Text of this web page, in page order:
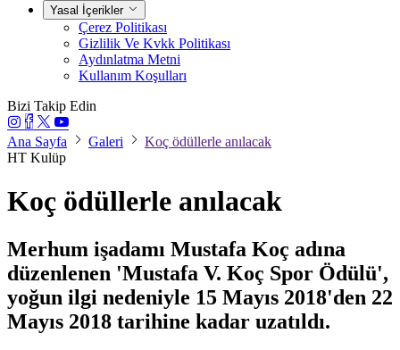
Yasal İçerikler
Çerez Politikası
Gizlilik Ve Kvkk Politikası
Aydınlatma Metni
Kullanım Koşulları
Bizi Takip Edin
Ana Sayfa Galeri
Koç ödüllerle anılacak
HT Kulüp
Koç ödüllerle anılacak
Merhum işadamı Mustafa Koç adına
düzenlenen 'Mustafa V. Koç Spor Ödülü',
yoğun ilgi nedeniyle 15 Mayıs 2018'den 22
Mayıs 2018 tarihine kadar uzatıldı.